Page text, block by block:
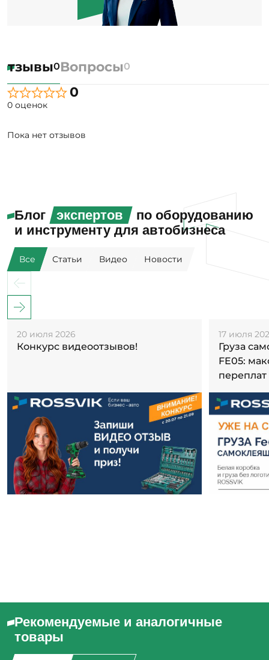
0Вопросы0
0
0 оценок
Пока нет отзывов
Блог экспертов
по оборудованию
и инструменту для автобизнеса
Все Статьи Видео Новости
20 июля 2026
Конкурс видеоотзывов!
17 июля
Груза
FE05:
переплат
Рекомендуемые и аналогичные
товары